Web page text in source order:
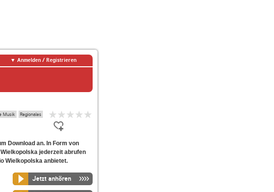
Anmelden / Registrieren
Musik Regionales
Download an. In Form von
jederzeit abrufen
Wielkopolska anbietet.
Jetzt anhören